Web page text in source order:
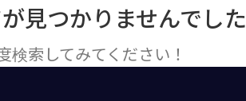
見つかりませんでした
索してみてください！